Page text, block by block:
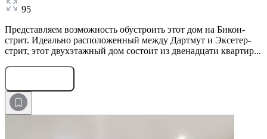
95
Представляем возможность обустроить этот дом на Бикон-
стрит. Идеально расположенный между Дартмут и Эксетер-
стрит, этот двухэтажный дом состоит из двенадцати квартир...